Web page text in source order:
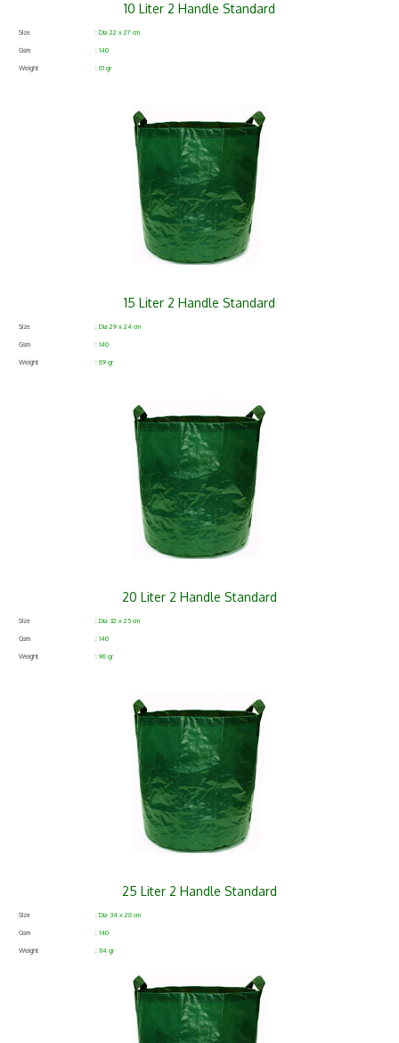
10 Liter 2 Handle Standard
Size : Dia 22 x 27 cm
Gsm : 140
Weight : 81 gr
15 Liter 2 Handle Standard
Size : Dia 29 x 24 cm
Gsm : 140
Weight : 89 gr
20 Liter 2 Handle Standard
Size : Dia 32 x 25 cm
Gsm : 140
Weight : 98 gr
25 Liter 2 Handle Standard
Size : Dia 34 x 28 cm
Gsm : 140
Weight : 114 gr